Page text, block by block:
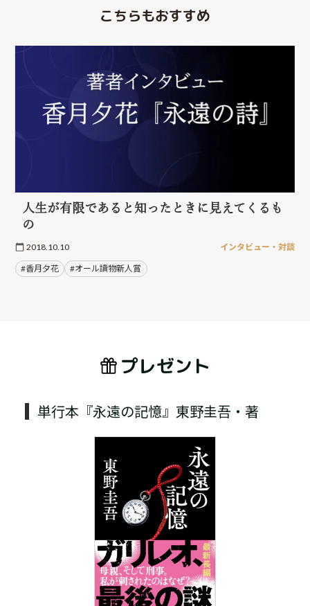
こちらもおすすめ
人生が有限であると知ったときに見えてくるも
の
2018.10.10 インタビュー・対談
#香月夕花 #オール讀物新人賞
プレゼント
単行本『永遠の記憶』東野圭吾・著